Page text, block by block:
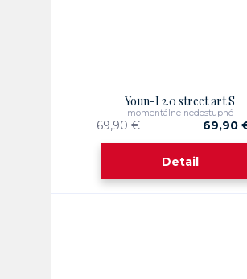
Youn-I 2.0 street art S
69,90 € 69,90
momentálne nedostupné
Detail